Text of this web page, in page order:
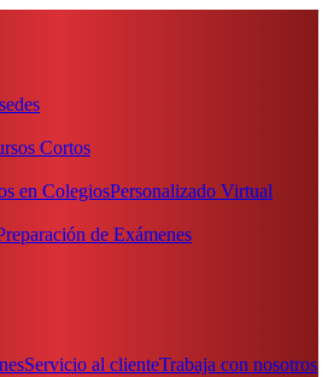
Cortos
en ColegiosPersonalizado Virtual
de Exámenes
Servicio al clienteTrabaja con nosotros